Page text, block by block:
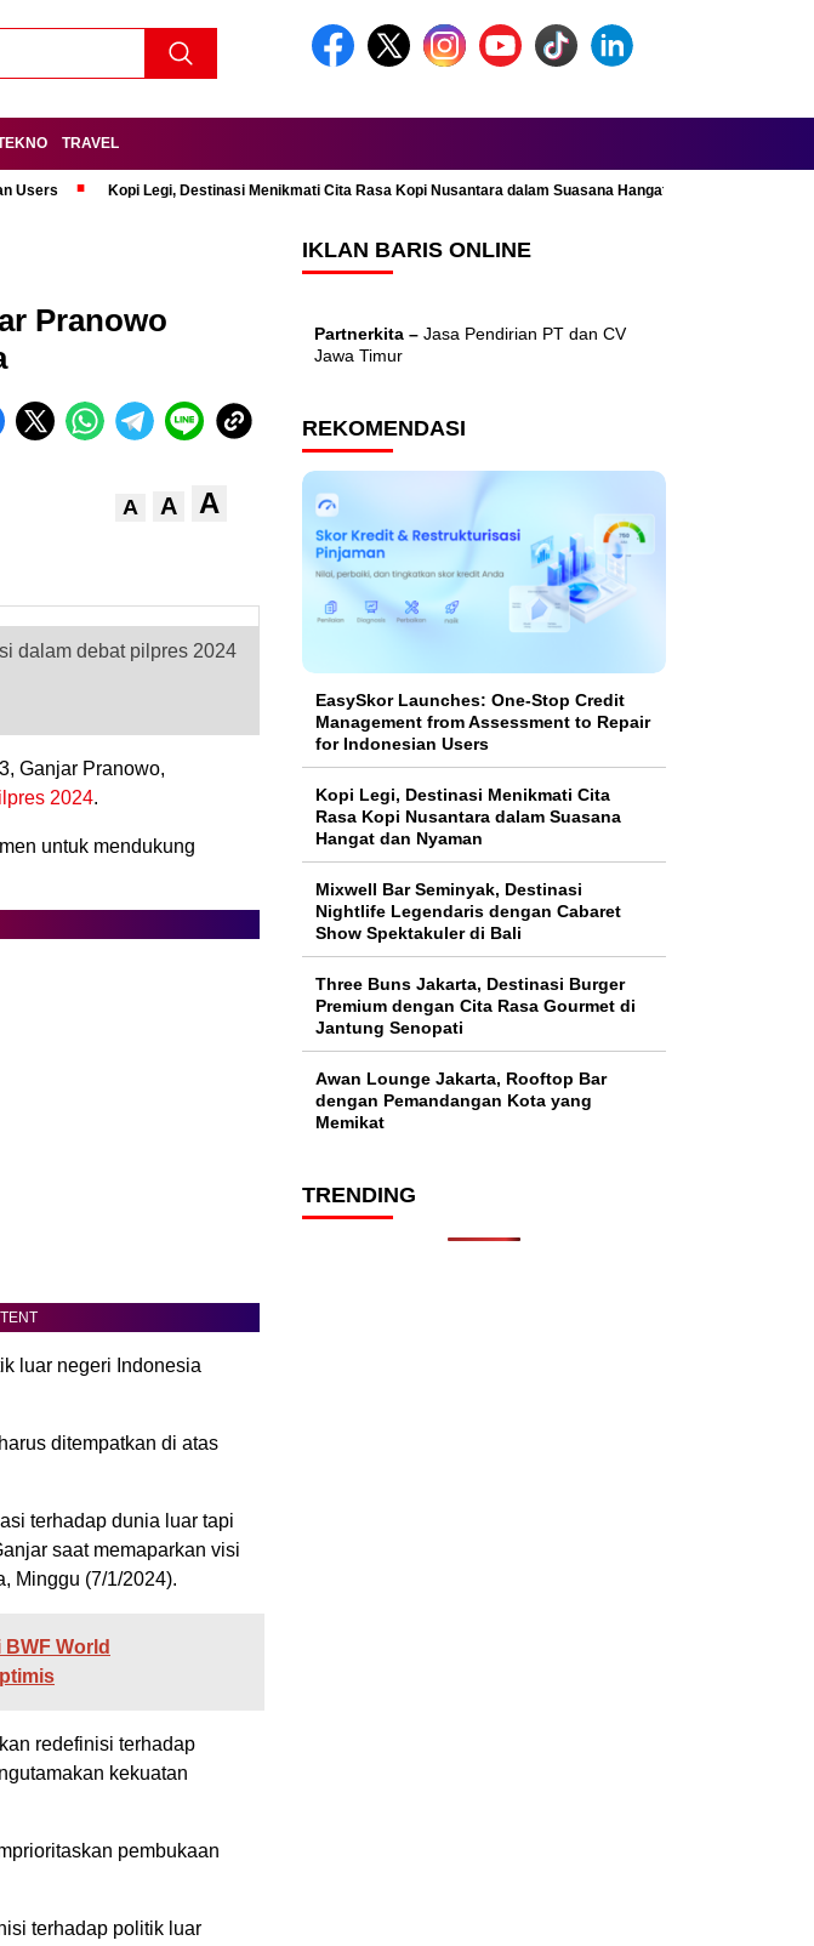
TRAVEL
Users Kopi Legi, Destinasi Menikmati Cita Rasa Kopi Nusantara dalam Suasana Hangat dan Nyaman
Pranowo
A A A
dalam debat pilpres 2024
Ganjar Pranowo,
2024.
untuk mendukung
luar negeri Indonesia
ditempatkan di atas
terhadap dunia luar tapi
saat memaparkan visi
Minggu (7/1/2024).
World
redefinisi terhadap
kekuatan
pembukaan
terhadap politik luar
IKLAN BARIS ONLINE
Partnerkita – Jasa Pendirian PT dan CV
Jawa Timur
REKOMENDASI
EasySkor Launches: One-Stop Credit
Management from Assessment to Repair
for Indonesian Users
Kopi Legi, Destinasi Menikmati Cita
Rasa Kopi Nusantara dalam Suasana
Hangat dan Nyaman
Mixwell Bar Seminyak, Destinasi
Nightlife Legendaris dengan Cabaret
Show Spektakuler di Bali
Three Buns Jakarta, Destinasi Burger
Premium dengan Cita Rasa Gourmet di
Jantung Senopati
Awan Lounge Jakarta, Rooftop Bar
dengan Pemandangan Kota yang
Memikat
TRENDING